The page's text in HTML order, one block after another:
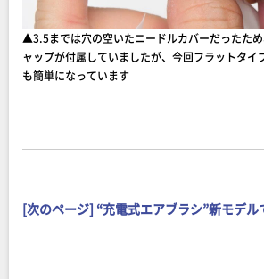
▲3.5までは穴の空いたニードルカバーだったた
ャップが付属していましたが、今回フラットタイ
も簡単になっています
[次のページ] “充電式エアブラシ”新モデル